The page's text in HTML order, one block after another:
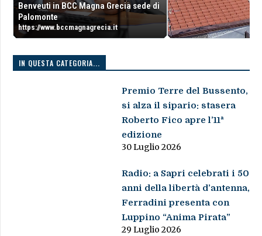
Benveuti in BCC Magna Grecia sede di
Palomonte
https://www.bccmagnagrecia.it
IN QUESTA CATEGORIA...
Premio Terre del Bussento,
si alza il sipario: stasera
Roberto Fico apre l’11ª
edizione
30 Luglio 2026
Radio: a Sapri celebrati i 50
anni della libertà d’antenna,
Ferradini presenta con
Luppino “Anima Pirata”
29 Luglio 2026